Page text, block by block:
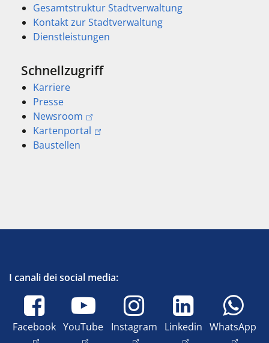
Gesamtstruktur Stadtverwaltung
Kontakt zur Stadtverwaltung
Dienstleistungen
Schnellzugriff
Karriere
Presse
Newsroom
Kartenportal
Baustellen
I canali dei social media:
Facebook YouTube Instagram Linkedin WhatsApp